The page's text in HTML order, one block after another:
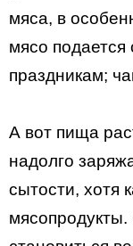
мяса, в
мясо
праздникам;
А вот пища
надолго
сытости, хотя